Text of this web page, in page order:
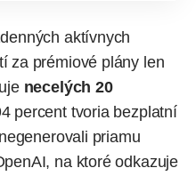
aktívnych
za prémiové plány len
necelých 20
percent tvoria bezplatní
priamu
na ktoréodkazuje